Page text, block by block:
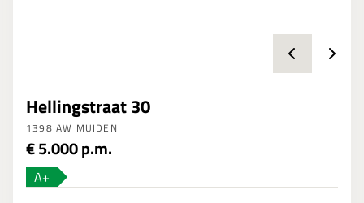
1398 AW MUIDEN
Hellingstraat 30
€ 5.000 p.m.
A+